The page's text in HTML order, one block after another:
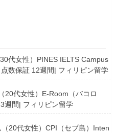
代女性）PINES IELTS Campus
点数保証 12週間| フィリピン留学
20代女性）E-Room（バコロ
3週間| フィリピン留学
20代女性）CPI（セブ島）Inten